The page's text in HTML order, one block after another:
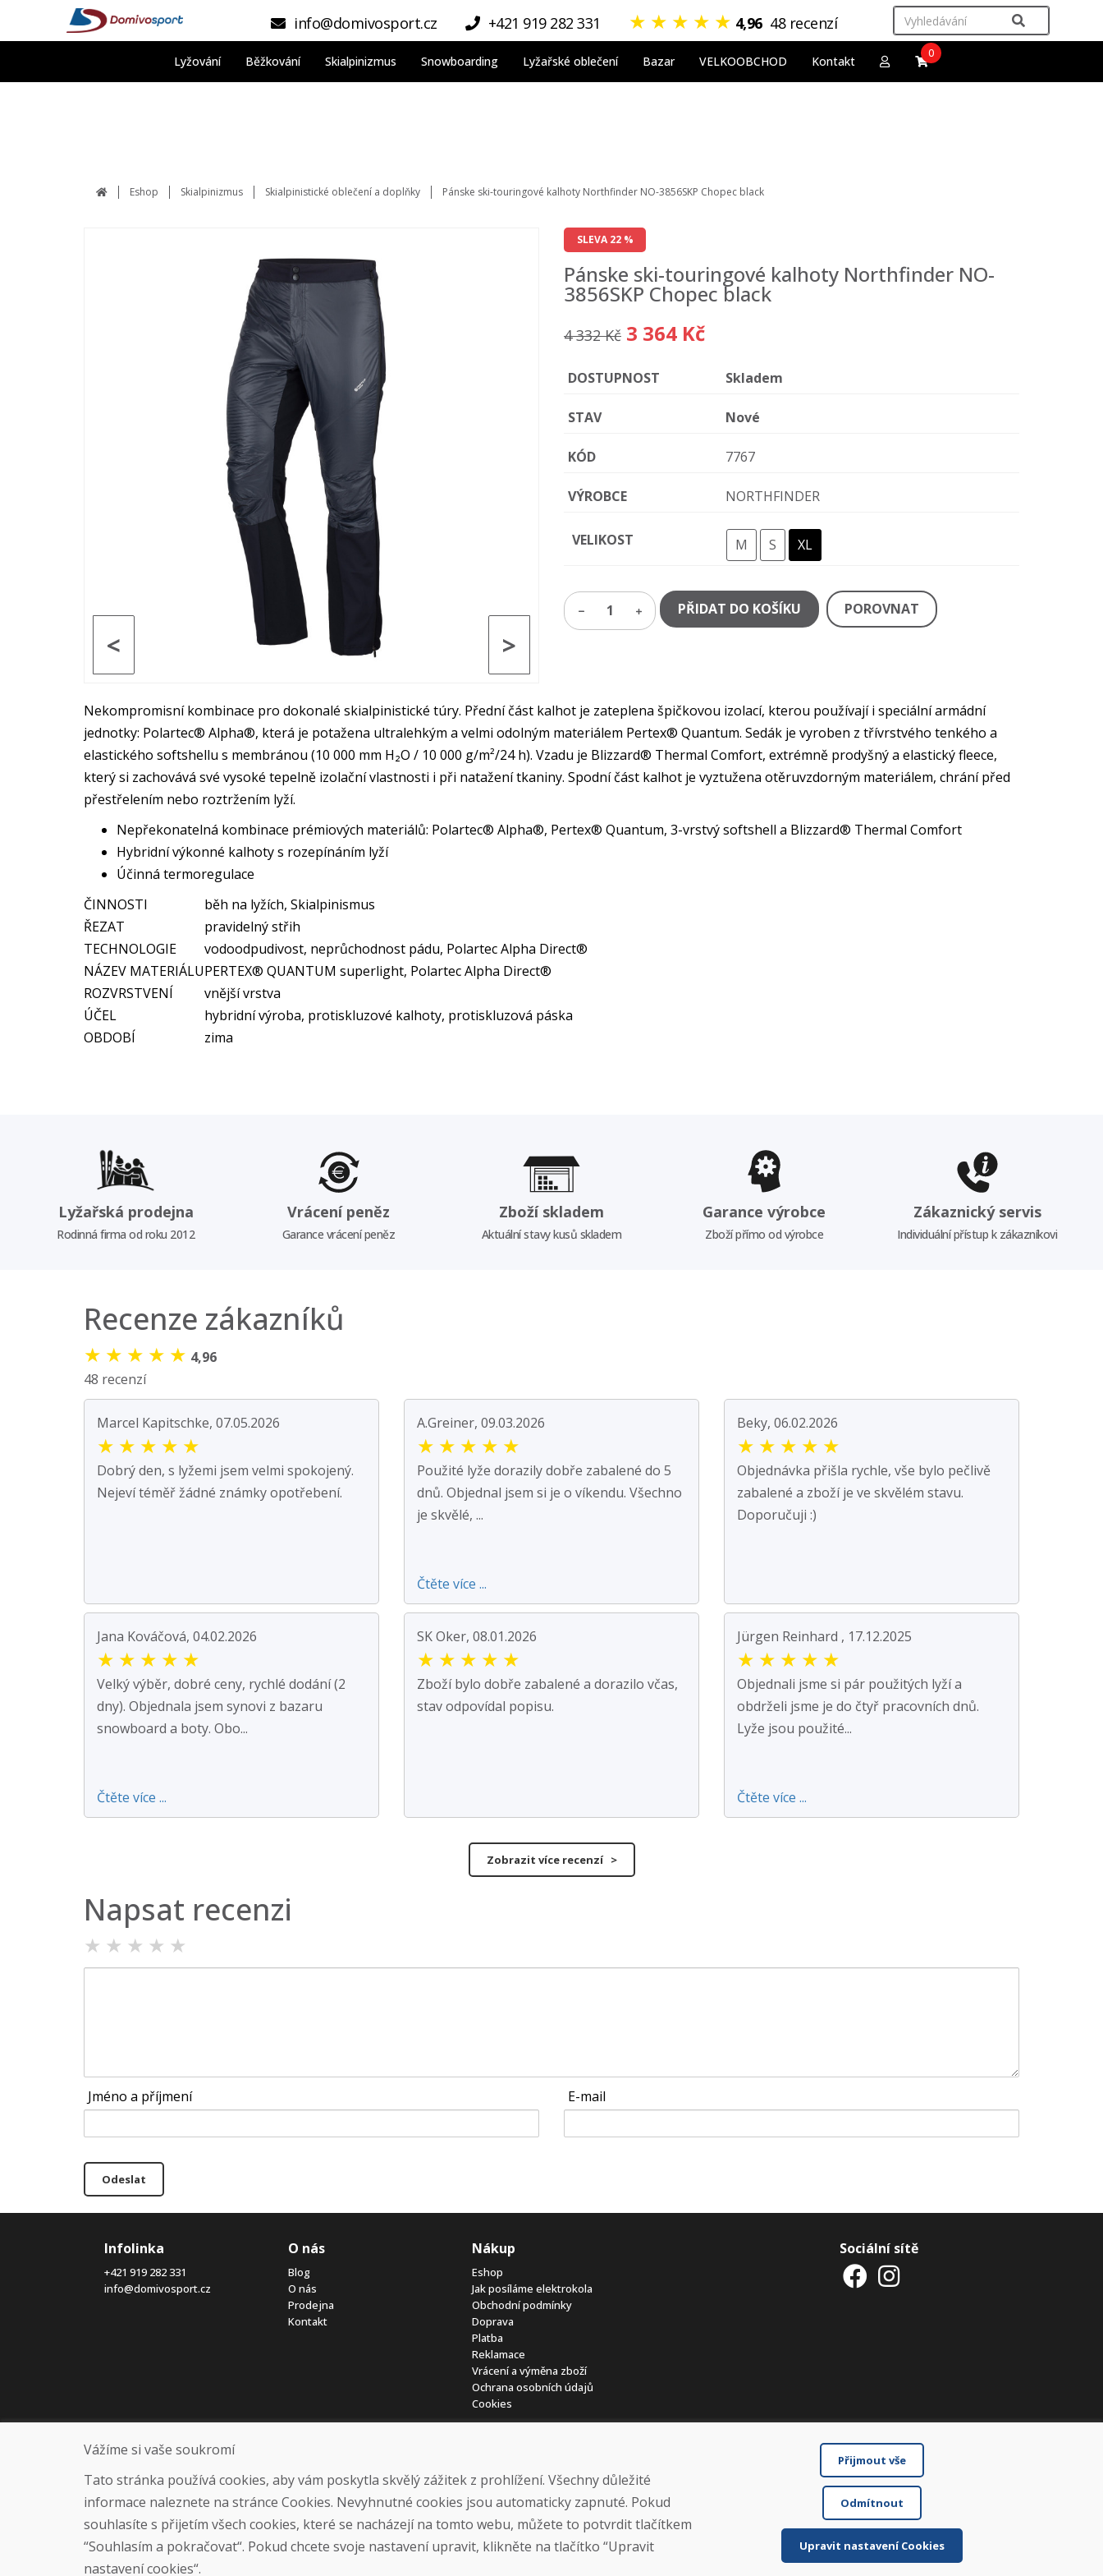
info@domivosport.cz +421 919 282 331 ★ ★ ★ ★ ★ 4,96 48 recenzí
Lyžování Běžkování Skialpinizmus Snowboarding Lyžařské oblečení Bazar VELKOOBCHOD Kontakt
0
Eshop Skialpinizmus Skialpinistické oblečení a doplňky Pánske ski-touringové kalhoty Northfinder NO-3856SKP Chopec black
>
<
SLEVA 22 %
Pánske ski-touringové kalhoty Northfinder NO-
3856SKP Chopec black
4 332 Kč 3 364 Kč
DOSTUPNOST Skladem
STAV Nové
KÓD 7767
VÝROBCE NORTHFINDER
VELIKOST M S XL
1 PŘIDAT DO KOŠÍKU POROVNAT
Nekompromisní kombinace pro dokonalé skialpinistické túry. Přední část kalhot je zateplena špičkovou izolací, kterou používají i speciální armádní
jednotky: Polartec® Alpha®, která je potažena ultralehkým a velmi odolným materiálem Pertex® Quantum. Sedák je vyroben z třívrstvého tenkého a
elastického softshellu s membránou (10 000 mm H₂O / 10 000 g/m²/24 h). Vzadu je Blizzard® Thermal Comfort, extrémně prodyšný a elastický fleece,
který si zachovává své vysoké tepelně izolační vlastnosti i při natažení tkaniny. Spodní část kalhot je vyztužena otěruvzdorným materiálem, chrání před
přestřelením nebo roztržením lyží.
Nepřekonatelná kombinace prémiových materiálů: Polartec® Alpha®, Pertex® Quantum, 3-vrstvý softshell a Blizzard® Thermal Comfort
Hybridní výkonné kalhoty s rozepínáním lyží
Účinná termoregulace
ČINNOSTI
běh na lyžích, Skialpinismus
ŘEZAT
pravidelný střih
TECHNOLOGIE
vodoodpudivost, neprůchodnost pádu, Polartec Alpha Direct®
NÁZEV MATERIÁLUPERTEX® QUANTUM superlight, Polartec Alpha Direct®
ROZVRSTVENÍ
vnější vrstva
ÚČEL
hybridní výroba, protiskluzové kalhoty, protiskluzová páska
OBDOBÍ
zima
Lyžařská prodejna
Rodinná firma od roku 2012
Vrácení peněz
Garance vrácení peněz
Zboží skladem
Aktuální stavy kusů skladem
Garance výrobce
Zboží přímo od výrobce
Zákaznický servis
Individuální přístup k zákazníkovi
Recenze zákazníků
★ ★ ★ ★ ★ 4,96
48 recenzí
Marcel Kapitschke, 07.05.2026
★ ★ ★ ★ ★
Dobrý den, s lyžemi jsem velmi spokojený.
Nejeví téměř žádné známky opotřebení.
A.Greiner, 09.03.2026
★ ★ ★ ★ ★
Použité lyže dorazily dobře zabalené do 5
dnů. Objednal jsem si je o víkendu. Všechno
je skvělé, ...
Čtěte více ...
Beky, 06.02.2026
★ ★ ★ ★ ★
Objednávka přišla rychle, vše bylo pečlivě
zabalené a zboží je ve skvělém stavu.
Doporučuji :)
Jana Kováčová, 04.02.2026
★ ★ ★ ★ ★
Velký výběr, dobré ceny, rychlé dodání (2
dny). Objednala jsem synovi z bazaru
snowboard a boty. Obo...
Čtěte více ...
SK Oker, 08.01.2026
★ ★ ★ ★ ★
Zboží bylo dobře zabalené a dorazilo včas,
stav odpovídal popisu.
Jürgen Reinhard , 17.12.2025
★ ★ ★ ★ ★
Objednali jsme si pár použitých lyží a
obdrželi jsme je do čtyř pracovních dnů.
Lyže jsou použité...
Čtěte více ...
Zobrazit více recenzí >
Napsat recenzi
★ ★ ★ ★ ★
Jméno a příjmení E-mail
Odeslat
Infolinka
+421 919 282 331
info@domivosport.cz
O nás
Blog
O nás
Prodejna
Kontakt
Nákup
Eshop
Jak posíláme elektrokola
Obchodní podmínky
Doprava
Platba
Reklamace
Vrácení a výměna zboží
Ochrana osobních údajů
Cookies
Sociální sítě
© DOMIVOSPORT 2026, všechna práva vyhrazena
DUFEKSOFT tvorba eshopů
Vážíme si vaše soukromí
Tato stránka používá cookies, aby vám poskytla skvělý zážitek z prohlížení. Všechny důležité
informace naleznete na stránce Cookies. Nevyhnutné cookies jsou automaticky zapnuté. Pokud
souhlasíte s přijetím všech cookies, které se nacházejí na tomto webu, můžete to potvrdit tlačítkem
“Souhlasím a pokračovat“. Pokud chcete svoje nastavení upravit, klikněte na tlačítko “Upravit
nastavení cookies“.
Přijmout vše
Odmítnout
Upravit nastavení Cookies